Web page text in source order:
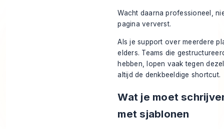
Wacht daarna professioneel,
pagina ververst.
Als je support over meerdere
elders. Teams die
hebben, lopen vaak tegen
altijd de denkbeeldige shortcut.
Wat je moet
met sjablonen